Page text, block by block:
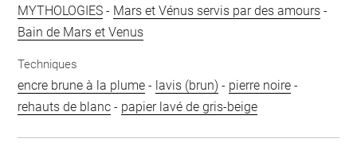
MYTHOLOGIES - Mars et Vénus servis par des amours -
Bain de Mars et Venus
Techniques
encre brune à la plume - lavis (brun) - pierre noire -
rehauts de blanc - papier lavé de gris-beige